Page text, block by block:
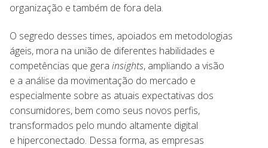
organização e também de fora dela.
O segredo desses times, apoiados em metodologias
ágeis, mora na união de diferentes habilidades e
competências que gera insights, ampliando a visão
e a análise da movimentação do mercado e
especialmente sobre as atuais expectativas dos
consumidores, bem como seus novos perfis,
transformados pelo mundo altamente digital
e hiperconectado. Dessa forma, as empresas